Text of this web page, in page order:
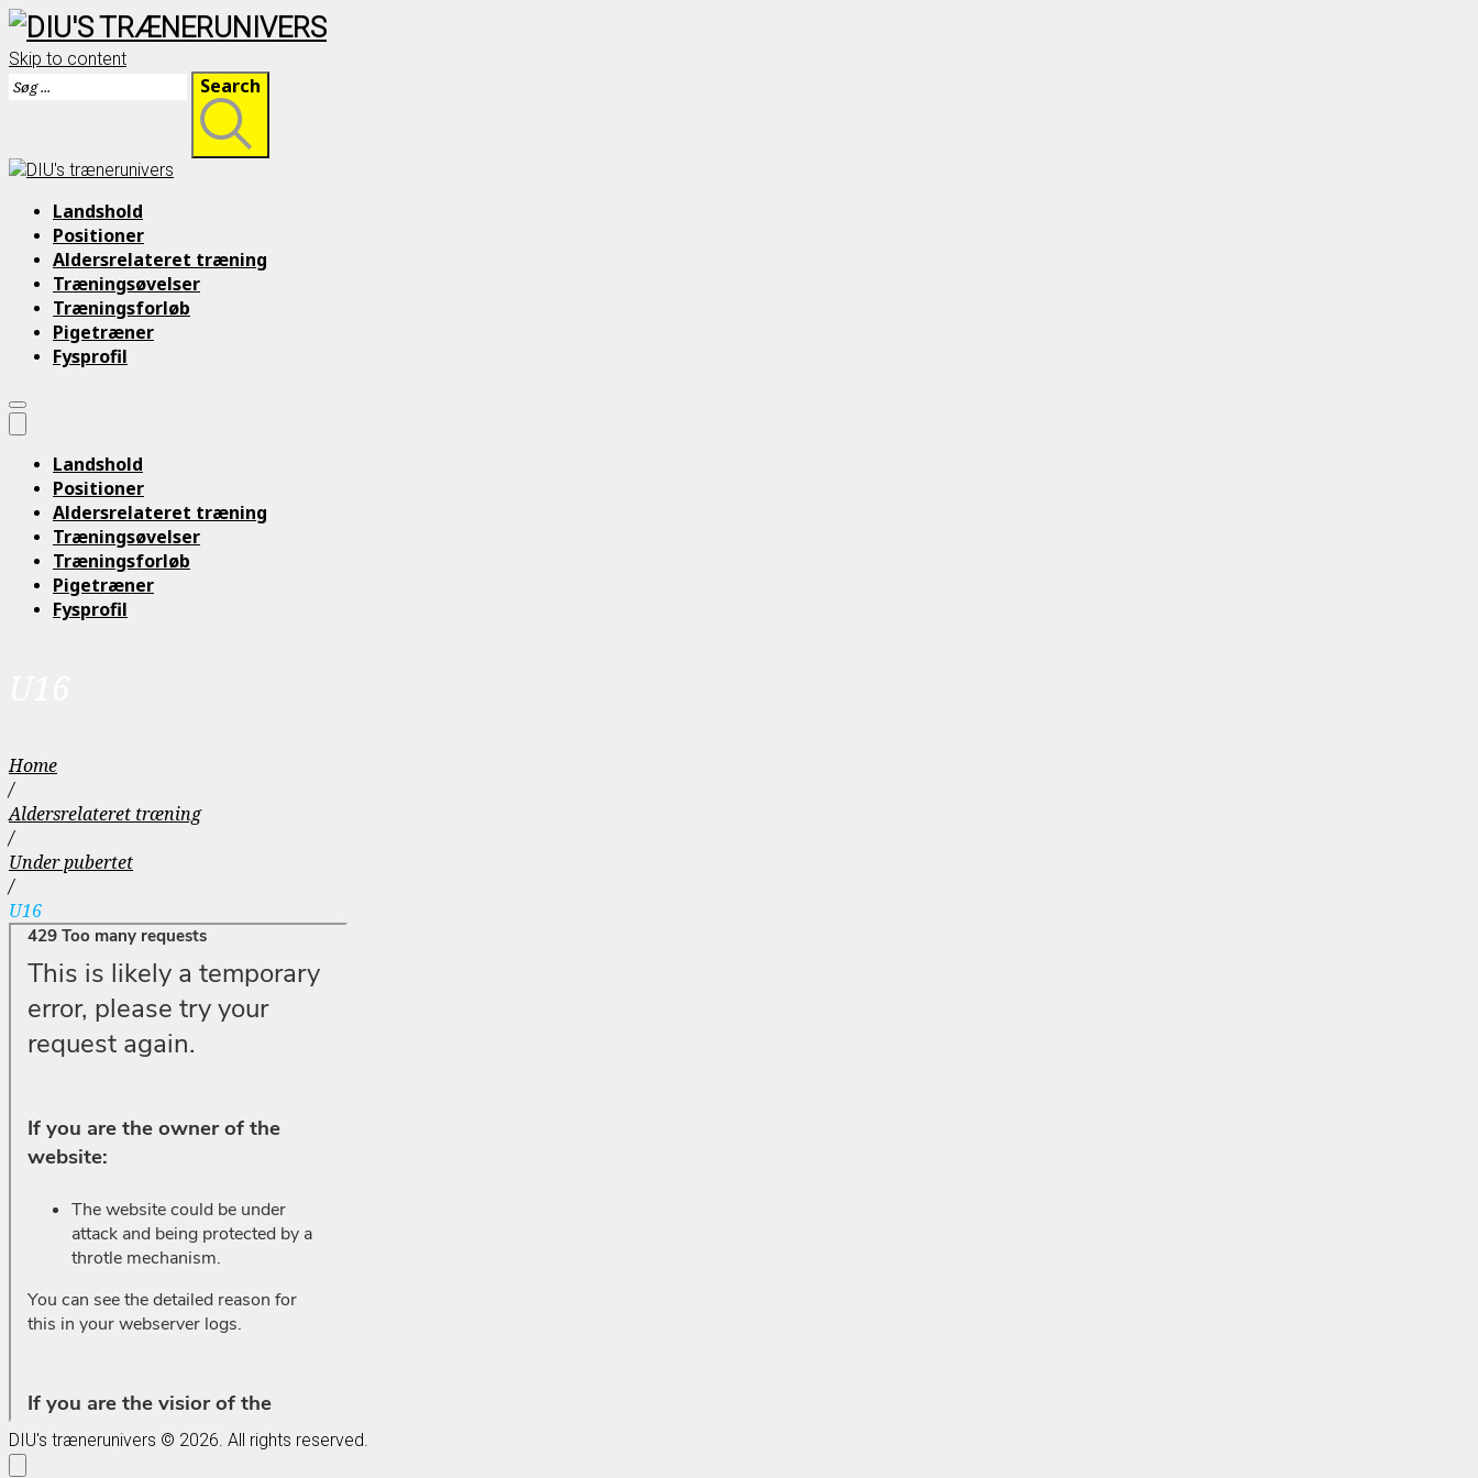
Skip to content
Search
Landshold
Positioner
Aldersrelateret træning
Træningsøvelser
Træningsforløb
Pigetræner
Fysprofil
Landshold
Positioner
Aldersrelateret træning
Træningsøvelser
Træningsforløb
Pigetræner
Fysprofil
Home
/
Aldersrelateret træning
/
Under pubertet
/
U16
DIU's trænerunivers © 2026. All rights reserved.